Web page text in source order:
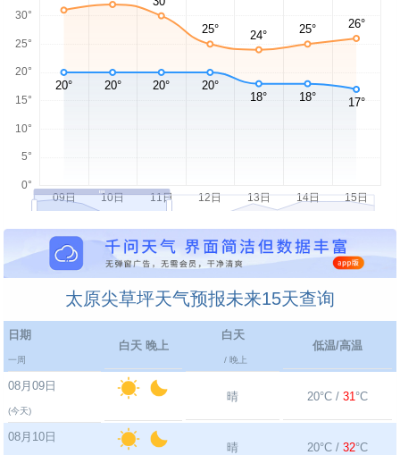
太原尖草坪天气预报未来15天查询
日期
一周
白天 晚上
白天
/ 晚上
低温/高温
08月09日
(今天)
晴 20°C / 31°C
08月10日
晴 20°C / 32°C